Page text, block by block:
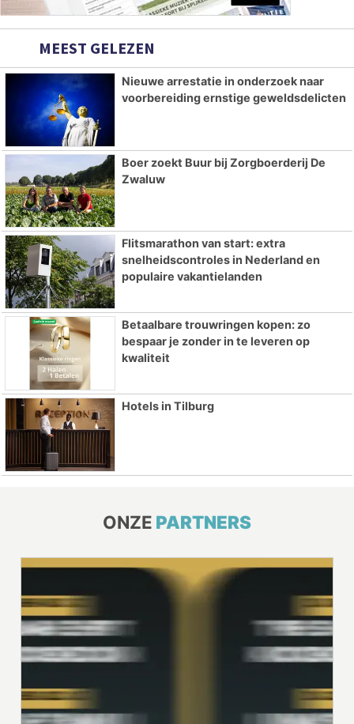
MEEST GELEZEN
Nieuwe arrestatie in onderzoek naar
voorbereiding ernstige geweldsdelicten
Boer zoekt Buur bij Zorgboerderij De
Zwaluw
Flitsmarathon van start: extra
snelheidscontroles in Nederland en
populaire vakantielanden
Betaalbare trouwringen kopen: zo
bespaar je zonder in te leveren op
kwaliteit
Hotels in Tilburg
ONZE PARTNERS